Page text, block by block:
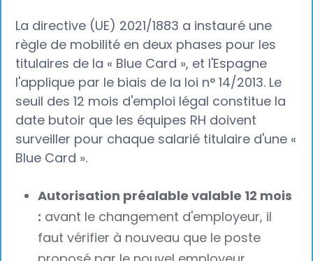
La directive (UE) 2021/1883 a instauré une
règle de mobilité en deux phases pour les
titulaires de la « Blue Card », et l'Espagne
l'applique par le biais de la loi n° 14/2013. Le
seuil des 12 mois d'emploi légal constitue la
date butoir que les équipes RH doivent
surveiller pour chaque salarié titulaire d'une «
Blue Card ».
Autorisation préalable valable 12 mois
: avant le changement d'employeur, il
faut vérifier à nouveau que le poste